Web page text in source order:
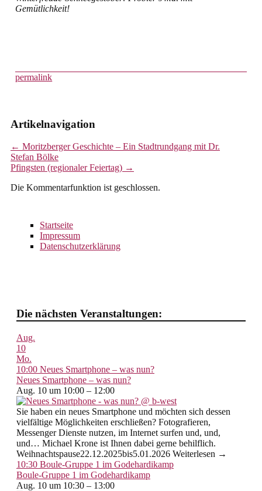
Gemütlichkeit!
permalink
Artikelnavigation
← Moritzberger Geschichte – Ein Stadtrundgang mit Dr.
Stefan Bölke
Pfingsten (regionaler Feiertag) →
Die Kommentarfunktion ist geschlossen.
Startseite
Impressum
Datenschutzerklärung
Die nächsten Veranstaltungen:
Aug.
10
Mo.
10:00 Neues Smartphone – was nun?
Neues Smartphone – was nun?
Aug. 10 um 10:00 – 12:00
Sie haben ein neues Smartphone und möchten sich dessen
vielfältige Möglichkeiten erschließen? Fotografieren,
Messenger Dienste nutzen, im Internet surfen und, und,
und… Michael Krone ist Ihnen dabei gerne behilflich.
Weihnachtspause22.12.2025bis5.01.2026 Weiterlesen →
10:30 Boule-Gruppe 1 im Godehardikamp
Boule-Gruppe 1 im Godehardikamp
Aug. 10 um 10:30 – 13:00